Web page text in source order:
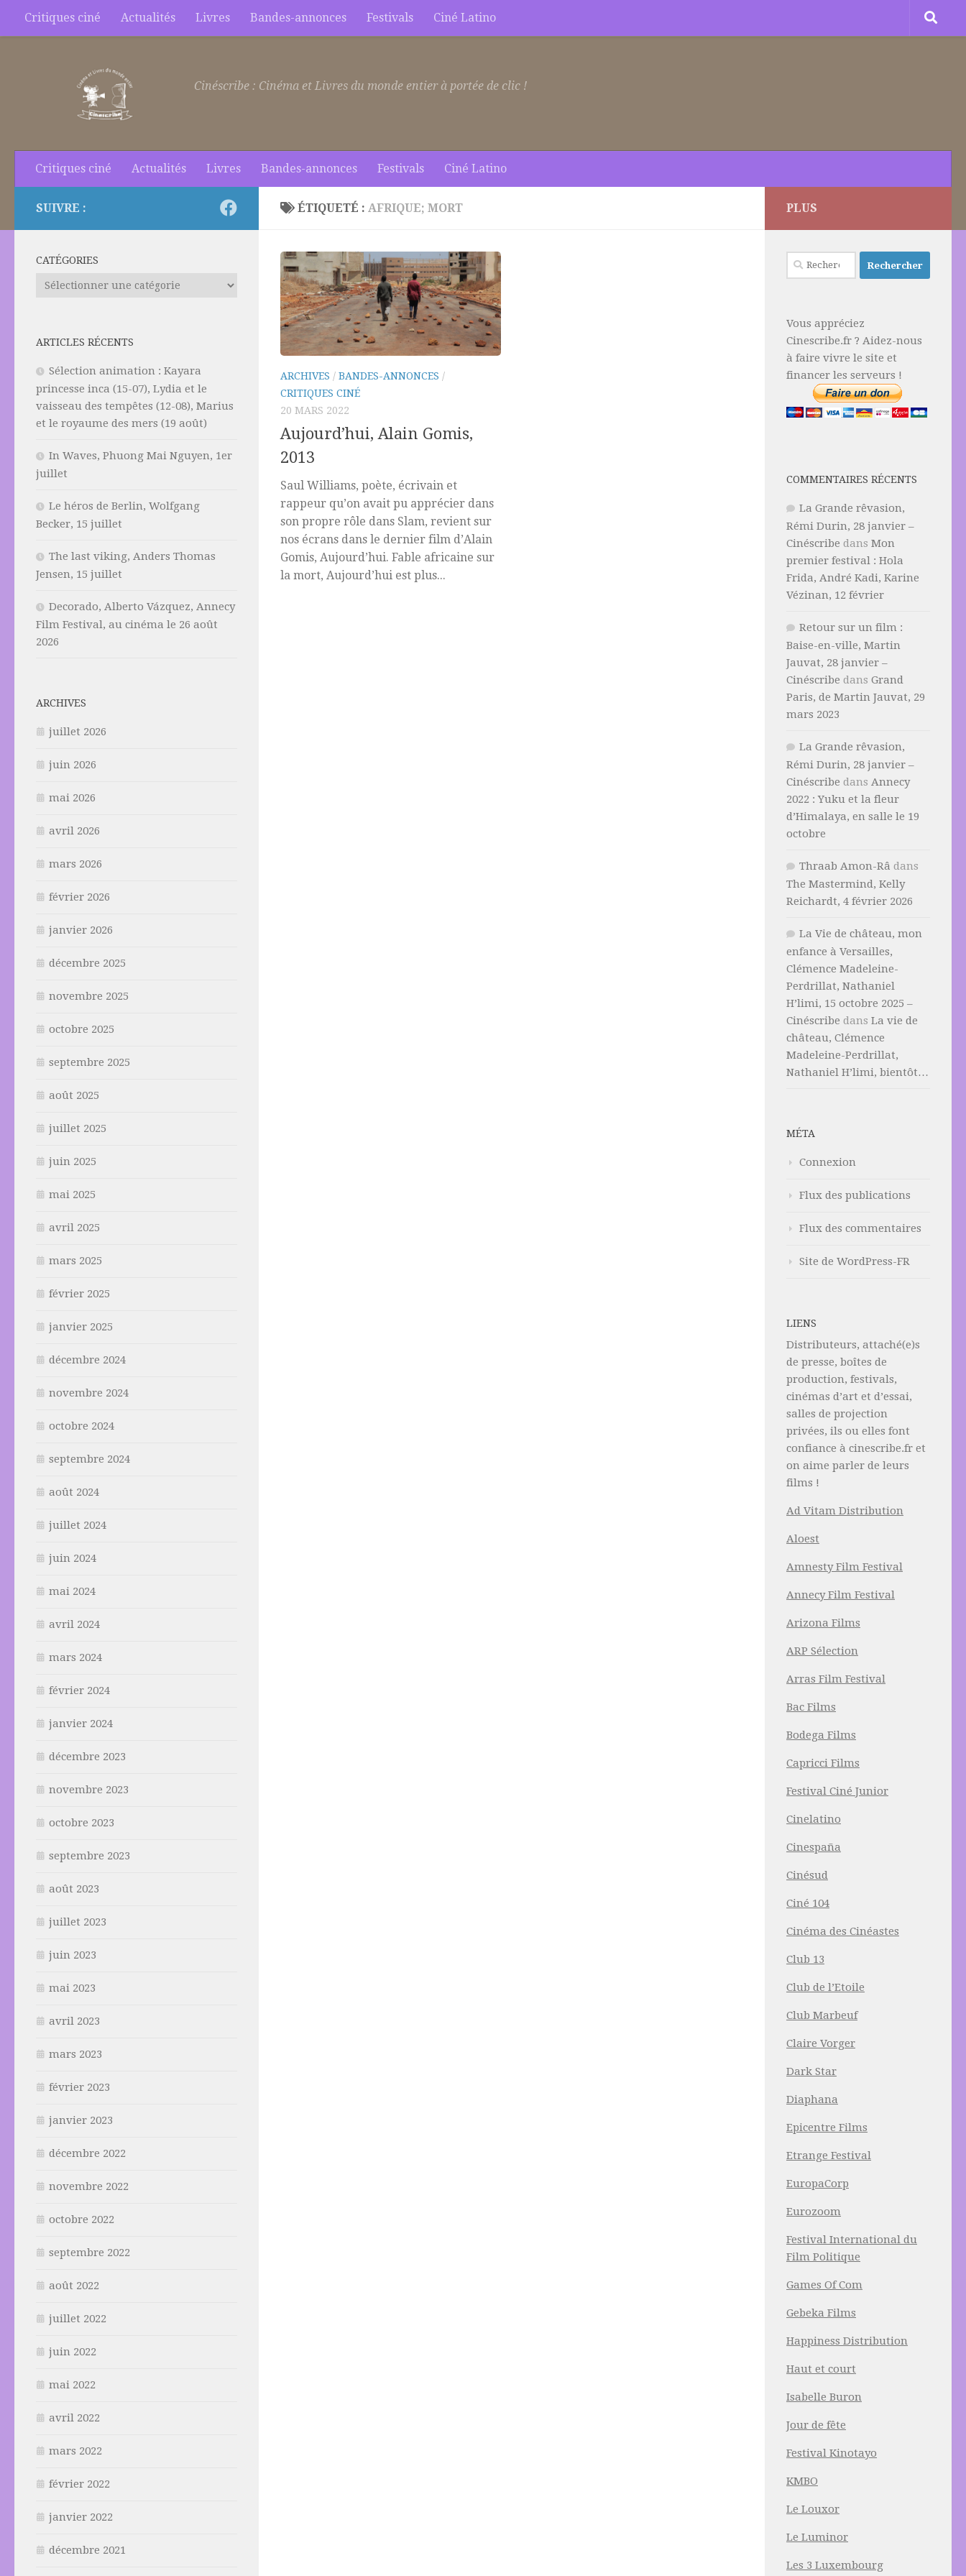
Skip to content
Critiques ciné Actualités Livres Bandes-annonces Festivals Ciné Latino
Cinéscribe : Cinéma et Livres du monde entier à portée de clic !
Critiques ciné Actualités Livres Bandes-annonces Festivals Ciné Latino
ÉTIQUETÉ : AFRIQUE; MORT
ARCHIVES / BANDES-ANNONCES /
CRITIQUES CINÉ
20 MARS 2022
Aujourd’hui, Alain Gomis,
2013
Saul Williams, poète, écrivain et
rappeur qu’on avait pu apprécier dans
son propre rôle dans Slam, revient sur
nos écrans dans le dernier film d’Alain
Gomis, Aujourd’hui. Fable africaine sur
la mort, Aujourd’hui est plus...
SUIVRE :
CATÉGORIES
Catégories
ARTICLES RÉCENTS
Sélection animation : Kayara
princesse inca (15-07), Lydia et le
vaisseau des tempêtes (12-08), Marius
et le royaume des mers (19 août)
In Waves, Phuong Mai Nguyen, 1er
juillet
Le héros de Berlin, Wolfgang
Becker, 15 juillet
The last viking, Anders Thomas
Jensen, 15 juillet
Decorado, Alberto Vázquez, Annecy
Film Festival, au cinéma le 26 août
2026
ARCHIVES
juillet 2026
juin 2026
mai 2026
avril 2026
mars 2026
février 2026
janvier 2026
décembre 2025
novembre 2025
octobre 2025
septembre 2025
août 2025
juillet 2025
juin 2025
mai 2025
avril 2025
mars 2025
février 2025
janvier 2025
décembre 2024
novembre 2024
octobre 2024
septembre 2024
août 2024
juillet 2024
juin 2024
mai 2024
avril 2024
mars 2024
février 2024
janvier 2024
décembre 2023
novembre 2023
octobre 2023
septembre 2023
août 2023
juillet 2023
juin 2023
mai 2023
avril 2023
mars 2023
février 2023
janvier 2023
décembre 2022
novembre 2022
octobre 2022
septembre 2022
août 2022
juillet 2022
juin 2022
mai 2022
avril 2022
mars 2022
février 2022
janvier 2022
décembre 2021
PLUS
Rechercher :
Vous appréciez
Cinescribe.fr ? Aidez-nous
à faire vivre le site et
financer les serveurs !
COMMENTAIRES RÉCENTS
La Grande rêvasion,
Rémi Durin, 28 janvier –
Cinéscribe dans Mon
premier festival : Hola
Frida, André Kadi, Karine
Vézinan, 12 février
Retour sur un film :
Baise-en-ville, Martin
Jauvat, 28 janvier –
Cinéscribe dans Grand
Paris, de Martin Jauvat, 29
mars 2023
La Grande rêvasion,
Rémi Durin, 28 janvier –
Cinéscribe dans Annecy
2022 : Yuku et la fleur
d’Himalaya, en salle le 19
octobre
Thraab Amon-Râ dans
The Mastermind, Kelly
Reichardt, 4 février 2026
La Vie de château, mon
enfance à Versailles,
Clémence Madeleine-
Perdrillat, Nathaniel
H’limi, 15 octobre 2025 –
Cinéscribe dans La vie de
château, Clémence
Madeleine-Perdrillat,
Nathaniel H’limi, bientôt…
MÉTA
Connexion
Flux des publications
Flux des commentaires
Site de WordPress-FR
LIENS
Distributeurs, attaché(e)s
de presse, boîtes de
production, festivals,
cinémas d’art et d’essai,
salles de projection
privées, ils ou elles font
confiance à cinescribe.fr et
on aime parler de leurs
films !
Ad Vitam Distribution
Aloest
Amnesty Film Festival
Annecy Film Festival
Arizona Films
ARP Sélection
Arras Film Festival
Bac Films
Bodega Films
Capricci Films
Festival Ciné Junior
Cinelatino
Cinespaña
Cinésud
Ciné 104
Cinéma des Cinéastes
Club 13
Club de l’Etoile
Club Marbeuf
Claire Vorger
Dark Star
Diaphana
Epicentre Films
Etrange Festival
EuropaCorp
Eurozoom
Festival International du
Film Politique
Games Of Com
Gebeka Films
Happiness Distribution
Haut et court
Isabelle Buron
Jour de fête
Festival Kinotayo
KMBO
Le Louxor
Le Luminor
Les 3 Luxembourg